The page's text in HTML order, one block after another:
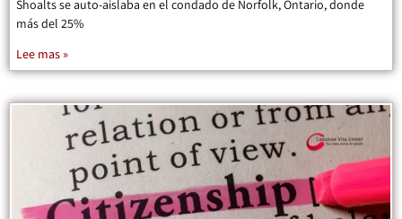
Shoalts se auto-aislaba en el condado de Norfolk, Ontario, donde
más del 25%
Lee mas »